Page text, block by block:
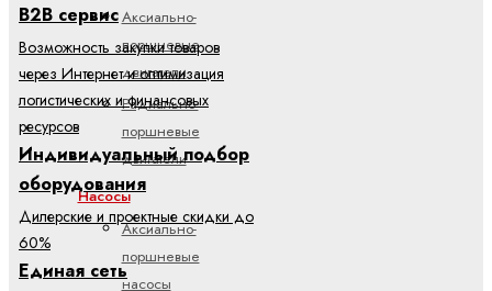
Аксиально-
поршневые
двигатели
Радиально-
поршневые
двигатели
Насосы
Аксиально-
поршневые
насосы
B2B сервис
Возможность закупки товаров
через Интернет и оптимизация
логистических и финансовых
ресурсов
Индивидуальный подбор
оборудования
Дилерские и проектные скидки до
60%
Единая сеть